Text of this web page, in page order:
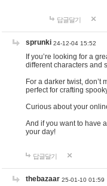
답글달기
sprunki 24-12-04 15:52
If you’re looking for a
different characters and
For a darker twist, don’t
perfect for crafting
Curious about your
And if you want to have
your day!
답글달기
thebazaar 25-01-10 01:59